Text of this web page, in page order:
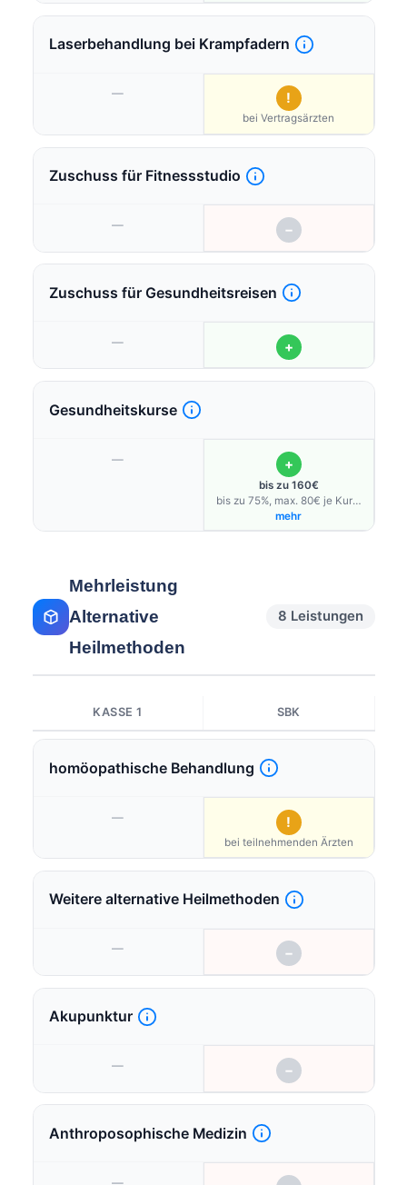
Laserbehandlung bei Krampfadern
— !
bei Vertragsärzten
Zuschuss für Fitnessstudio
— −
Zuschuss für Gesundheitsreisen
— +
Gesundheitskurse
— +
bis zu 160€
bis zu 75%, max. 80€ je Kurs,
max. 2 Kurse/Jahr; Angebot an
kostenfreien Apps
mehr
Mehrleistung
Alternative
Heilmethoden
8 Leistungen
KASSE 1 SBK
homöopathische Behandlung
— !
bei teilnehmenden Ärzten
Weitere alternative Heilmethoden
— −
Akupunktur
— −
Anthroposophische Medizin